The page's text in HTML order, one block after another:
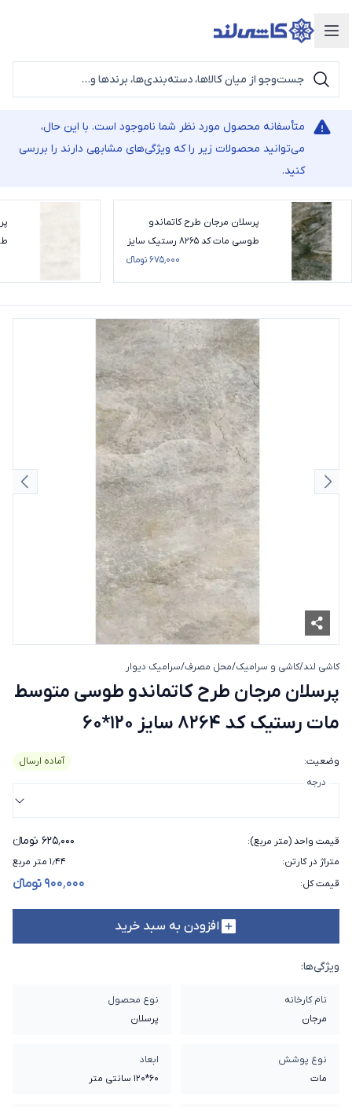
دسته‌بندی محصولات
متأسفانه محصول مورد نظر شما ناموجود است. با این حال،
می‌توانید محصولات زیر را که ویژگی‌های مشابهی دارند را بررسی
کنید.
پرسلان مرجان طرح کاتماندو
طوسی مات کد 8265 رستیک سایز
۶۷۵٬۰۰۰ تومانء
اسلاید قبلی
کاشی لند/کاشی و سرامیک/محل مصرف/سرامیک دیوار
پرسلان مرجان طرح کاتماندو طوسی
پرسلان مرجان طرح کاتماندو طوسی متوسط
مات رستیک کد 8264 سایز 120*60
وضعیت:
آماده ارسال
درجه
قیمت واحد (متر مربع): ۶۲۵٬۰۰۰ تومانء
متراژ در کارتن:
۱٫۴۴ متر مربع
قیمت کل: ۹۰۰٬۰۰۰ تومانء
افزودن به سبد خرید
ویژگی‌ها:
نام کارخانه
مرجان
نوع محصول
پرسلان
نوع پوشش
مات
ابعاد
60*120 سانتی متر